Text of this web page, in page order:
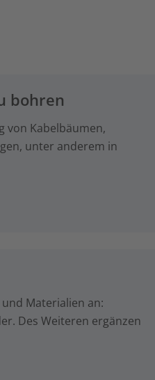
bohren
von Kabelbäumen,
unter anderem in
Materialien an:
Des Weiteren ergänzen